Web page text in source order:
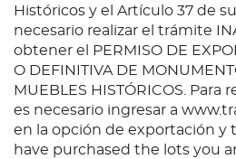
discurso, afirmó que muchos
convirtieron al catolicismo
que la Inquisición no tenía
religión. Las Cortes abolieron
febrero de 1813. Véase en:
Célebres", tomo 2, pág. 225.
Históricos y el Artículo 37 de
necesario realizar el trámite
obtener el PERMISO DE
O DEFINITIVA DE
MUEBLES HISTÓRICOS.
es necesario ingresar a
en la opción de exportación y
have purchased the lots you